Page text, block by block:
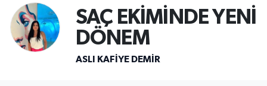
SAÇ EKİMİNDE YENİ
DÖNEM
ASLI KAFIYE DEMIR
EĞİTİM
EKONOMİ
Son Dakika Haberleri
Haber Arşivi